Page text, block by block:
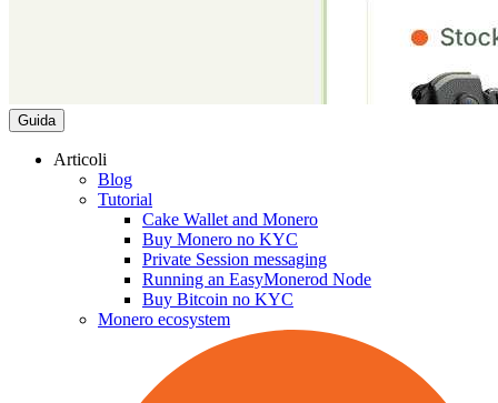
Guida
Articoli
Blog
Tutorial
Cake Wallet and Monero
Buy Monero no KYC
Private Session messaging
Running an EasyMonerod Node
Buy Bitcoin no KYC
Monero ecosystem